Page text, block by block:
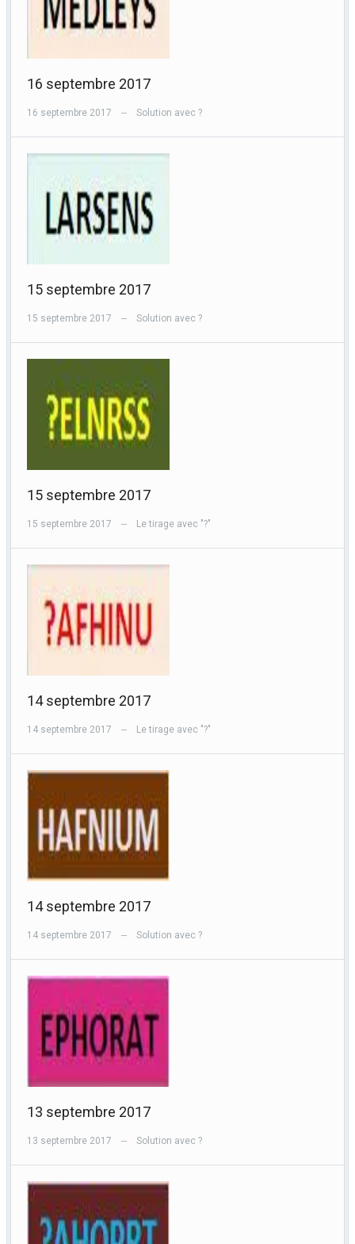
16 septembre 2017
16 septembre 2017 — Solution avec ?
15 septembre 2017
15 septembre 2017 — Solution avec ?
15 septembre 2017
15 septembre 2017 — Le tirage avec "?"
14 septembre 2017
14 septembre 2017 — Le tirage avec "?"
14 septembre 2017
14 septembre 2017 — Solution avec ?
13 septembre 2017
13 septembre 2017 — Solution avec ?